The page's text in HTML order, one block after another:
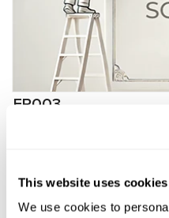
This website uses cookies
We use cookies to
FR003